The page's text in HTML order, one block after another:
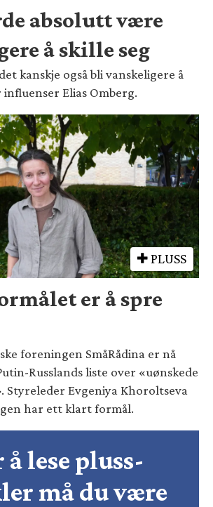
absolutt være
å skille seg
kanskje også bli vanskeligere å
Elias Omberg.
PLUSS
er å spre
foreningen SmåRådina er nå
Russlands liste over «uønskede
Styreleder Evgeniya Khoroltseva
har ett klart formål.
å lese pluss-
må du være